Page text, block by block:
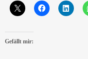
Gefällt mir: